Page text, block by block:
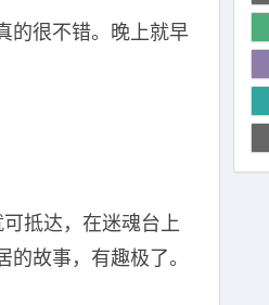
的很不错。晚上就早
抵达，在迷魂台上
故事，有趣极了。